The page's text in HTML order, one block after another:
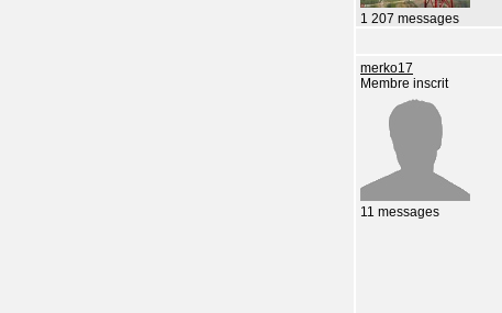
1 207 messages
merko17
Membre inscrit
11 messages